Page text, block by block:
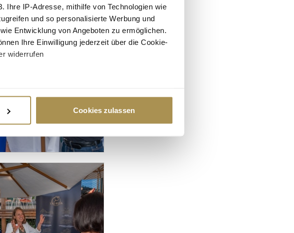
Ihre IP-Adresse, mithilfe von Technologien wie
und so personalisierte Werbung und
Entwicklung von Angeboten zu ermöglichen.
Ihre Einwilligung jederzeit über die Cookie-
widerrufen
und legen Sie Ihre Präferenzen im
für soziale Medien anbieten zu können
zu Ihrer Verwendung unserer
Unsere Partner führen diese Informationen
haben oder die sie im Rahmen Ihrer Nutzung
Cookies zulassen